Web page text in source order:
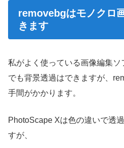
removebgはモノクロ
きます
私がよく使っている画像編集ソ
でも背景透過はできますが、
手間がかかります。
PhotoScape Xは色の違いで透
すが、